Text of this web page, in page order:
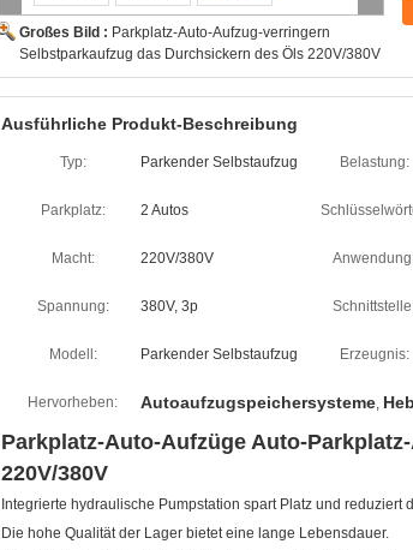
Großes Bild : Parkplatz-Auto-Aufzug-verringern
Selbstparkaufzug das Durchsickern des Öls 220V/380V
Ausführliche Produkt-Beschreibung
Typ: Parkender Selbstaufzug Belastung:
Parkplatz: 2 Autos
Macht: 220V/380V
Spannung: 380V, 3p
Modell: Parkender Selbstaufzug Erzeugnis:
Hervorheben: Autoaufzugspeichersysteme,
Parkplatz-Auto-Aufzüge Auto-
220V/380V
Integrierte hydraulische Pumpstation spart Platz und reduziert
Die hohe Qualität der Lager bietet eine lange Lebensdauer.